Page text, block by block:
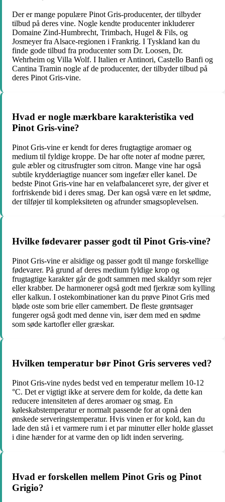
Der er mange populære Pinot Gris-producenter, der tilbyder
tilbud på deres vine. Nogle kendte producenter inkluderer
Domaine Zind-Humbrecht, Trimbach, Hugel & Fils, og
Josmeyer fra Alsace-regionen i Frankrig. I Tyskland kan du
finde gode tilbud fra producenter som Dr. Loosen, Dr.
Wehrheim og Villa Wolf. I Italien er Antinori, Castello Banfi og
Cantina Tramin nogle af de producenter, der tilbyder tilbud på
deres Pinot Gris-vine.
Hvad er nogle mærkbare karakteristika ved
Pinot Gris-vine?
Pinot Gris-vine er kendt for deres frugtagtige aromaer og
medium til fyldige kroppe. De har ofte noter af modne pærer,
gule æbler og citrusfrugter som citron. Mange vine har også
subtile krydderiagtige nuancer som ingefær eller kanel. De
bedste Pinot Gris-vine har en velafbalanceret syre, der giver et
forfriskende bid i deres smag. Der kan også være en let sødme,
der tilføjer til kompleksiteten og afrunder smagsoplevelsen.
Hvilke fødevarer passer godt til Pinot Gris-vine?
Pinot Gris-vine er alsidige og passer godt til mange forskellige
fødevarer. På grund af deres medium fyldige krop og
frugtagtige karakter går de godt sammen med skaldyr som rejer
eller krabber. De harmonerer også godt med fjerkræ som kylling
eller kalkun. I ostekombinationer kan du prøve Pinot Gris med
bløde oste som brie eller camembert. De fleste grøntsager
fungerer også godt med denne vin, især dem med en sødme
som søde kartofler eller græskar.
Hvilken temperatur bør Pinot Gris serveres ved?
Pinot Gris-vine nydes bedst ved en temperatur mellem 10-12
°C. Det er vigtigt ikke at servere dem for kolde, da dette kan
reducere intensiteten af deres aromaer og smag. En
køleskabstemperatur er normalt passende for at opnå den
ønskede serveringstemperatur. Hvis vinen er for kold, kan du
lade den stå i et varmere rum i et par minutter eller holde glasset
i dine hænder for at varme den op lidt inden servering.
Hvad er forskellen mellem Pinot Gris og Pinot
Grigio?